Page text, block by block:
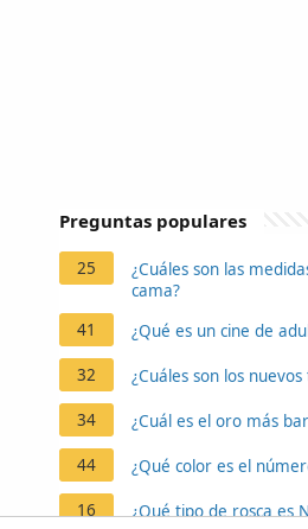
Preguntas populares
25
¿Cuáles son las
cama?
41
¿Qué es un cine de
32 ¿Cuáles son los
34 ¿Cuál es el oro más
44 ¿Qué color es el
16 ¿Qué tipo de rosca es